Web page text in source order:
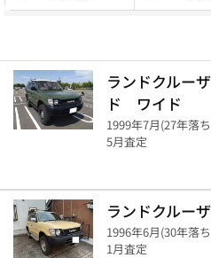
ランドクルー
ド ワイド
1999年7月(27年落
5月査定
ランドクルー
1996年6月(30年落
1月査定